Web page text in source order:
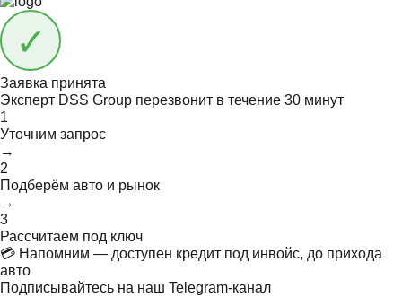
Заявка принята
Эксперт DSS Group перезвонит в течение 30 минут
1
Уточним запрос
→
2
Подберём авто и рынок
→
3
Рассчитаем под ключ
💳 Напомним — доступен кредит под инвойс, до прихода
авто
Подписывайтесь на наш Telegram-канал